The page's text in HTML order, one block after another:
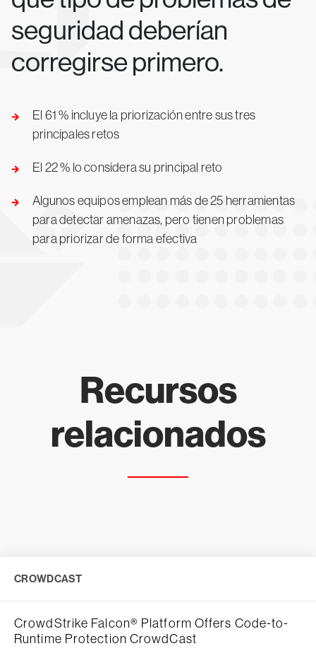
seguridad deberían
corregirse primero.
El 61 % incluye la priorización entre sus tres
principales retos
El 22 % lo considera su principal reto
Algunos equipos emplean más de 25 herramientas
para detectar amenazas, pero tienen problemas
para priorizar de forma efectiva
Recursos
relacionados
CROWDCAST
CrowdStrike Falcon® Platform Offers Code-to-
Runtime Protection CrowdCast